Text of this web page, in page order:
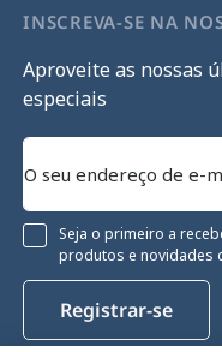
INSCREVA-SE NA
Aproveite as nossas
especiais
Seja o primeiro a
produtos e novidades
Registrar-se